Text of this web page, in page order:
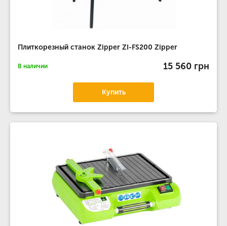
Плиткорезный станок Zipper ZI-FS200 Zipper
В наличии 15 560 грн
Купить